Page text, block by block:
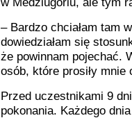
– Bardzo chciałam tam
dowiedziałam się
że powinnam pojechać.
osób, które prosiły mnie
Przed uczestnikami 9
pokonania. Każdego